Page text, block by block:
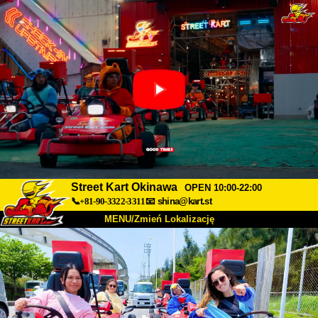
Street Kart Okinawa
OPEN 10:00-22:00
📞+81-90-3322-3311📧 shina@kart.st
MENU/Zmień Lokalizację
TOP
O nas Specyfikacja Cena
Dojazd Opinie FAQ